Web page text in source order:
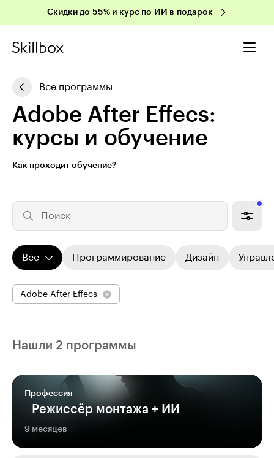
Скидки до 55% и курс по ИИ в подарок
Все программы
Adobe After Effecs:
курсы и обучение
Как проходит обучение?
Поиск
Все Программирование Дизайн
Adobe After Effecs
Нашли 2 программы
Профессия
Режиссёр монтажа + ИИ
9 месяцев